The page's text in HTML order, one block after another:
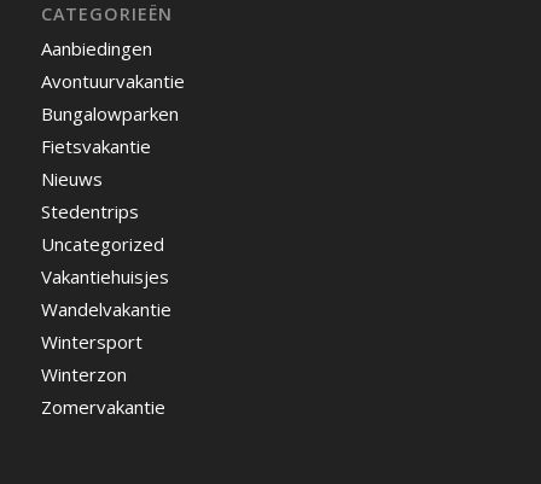
CATEGORIEËN
Aanbiedingen
Avontuurvakantie
Bungalowparken
Fietsvakantie
Nieuws
Stedentrips
Uncategorized
Vakantiehuisjes
Wandelvakantie
Wintersport
Winterzon
Zomervakantie